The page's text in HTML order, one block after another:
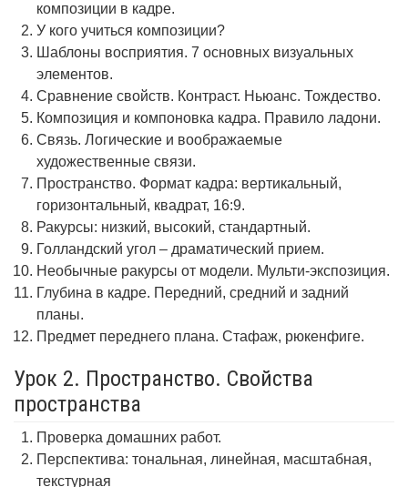
композиции в кадре.
У кого учиться композиции?
Шаблоны восприятия. 7 основных визуальных
элементов.
Сравнение свойств. Контраст. Ньюанс. Тождество.
Композиция и компоновка кадра. Правило ладони.
Связь. Логические и воображаемые
художественные связи.
Пространство. Формат кадра: вертикальный,
горизонтальный, квадрат, 16:9.
Ракурсы: низкий, высокий, стандартный.
Голландский угол – драматический прием.
Необычные ракурсы от модели. Мульти-экспозиция.
Глубина в кадре. Передний, средний и задний
планы.
Предмет переднего плана. Стафаж, рюкенфиге.
Урок 2. Пространство. Свойства
пространства
Проверка домашних работ.
Перспектива: тональная, линейная, масштабная,
текстурная